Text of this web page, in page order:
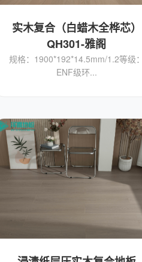
实木复合（白蜡木全桦芯）
QH301-雅阁
规格：1900*192*14.5mm/1.2等级：
ENF级环...